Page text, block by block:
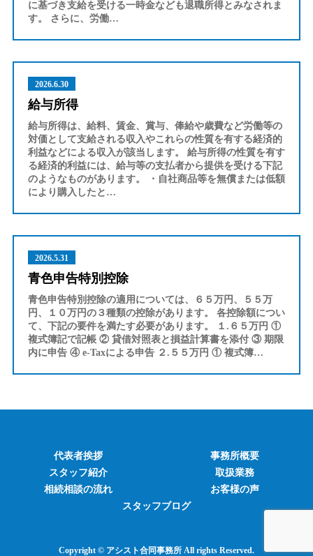
に基づき支給を受ける一時金なども退職所得とみなされま
す。 さらに、労働…
2026.6.30
給与所得
給与所得は、給料、賃金、賞与、俸給や歳費など労働等の
対価として支給される収入やこれらの性質を有する経済的
利益などによる収入が該当します。 給与所得の性質を有す
る経済的利益には、給与等の支払者から提供を受ける下記
のようなものがあります。 ・自社商品等を無償または低額
により購入したと…
2026.5.31
青色申告特別控除
青色申告特別控除の適用については、６５万円、５５万
円、１０万円の３種類の控除があります。 各控除額につい
て、下記の要件を満たす必要があります。 １.６５万円 ①
複式簿記で記帳 ② 貸借対照表と損益計算書を添付 ③ 期限
内に申告 ④ e-Taxによる申告 ２.５５万円 ① 複式簿…
代表者挨拶
事務所概要
スタッフ紹介
取扱業務
相続相談の流れ
お客様の声
スタッフブログ
Copyright © アシスト合同事務所 All rights Reserved.